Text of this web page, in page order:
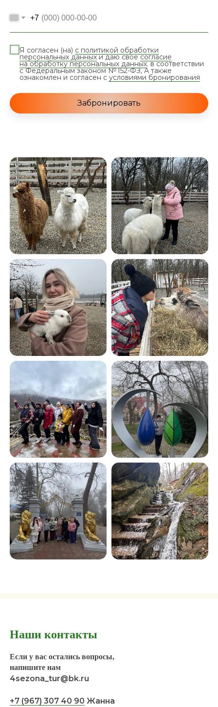
+7
Я согласен (на) с политикой обработки
персональных данныхи даю своесогласие
на обработку персональных данных. в соответствии
с Федеральным законом № 152-ФЗ, А также
ознакомлен и согласен с условиями бронирования
Забронировать
Наши контакты
Если у вас остались вопросы,
напишите нам
4sezona_tur@bk.ru
+7 (967) 307 40 90 Жанна